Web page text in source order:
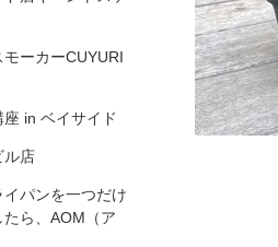
ーカーCUYURI
in ベイサイド
ル店
パンを一つだけ
ら、AOM（ア